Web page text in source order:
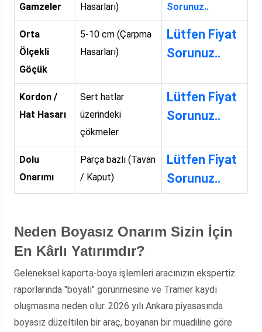
Gamzeler Hasarları) Sorunuz..
Orta
Ölçekli
Göçük
5-10 cm (Çarpma
Hasarları)
Lütfen Fiyat
Sorunuz..
Kordon /
Hat Hasarı
Sert hatlar
üzerindeki
çökmeler
Lütfen Fiyat
Sorunuz..
Dolu
Onarımı
Parça bazlı (Tavan
/ Kaput)
Lütfen Fiyat
Sorunuz..
Neden Boyasız Onarım Sizin İçin
En Kârlı Yatırımdır?
Geleneksel kaporta-boya işlemleri aracınızın ekspertiz
raporlarında "boyalı" görünmesine ve Tramer kaydı
oluşmasına neden olur. 2026 yılı Ankara piyasasında
boyasız düzeltilen bir araç, boyanan bir muadiline göre